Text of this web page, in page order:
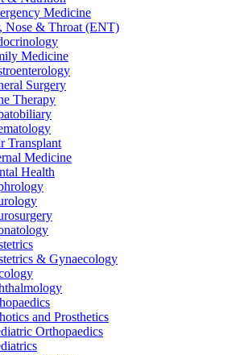
Medicine
Nose & Throat (ENT)
Medicine
Surgery
Therapy
Transplant
Medicine
Health
& Gynaecology
and Prosthetics
Orthopaedics